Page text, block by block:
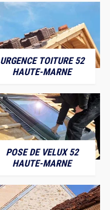
URGENCE TOITURE 52
HAUTE-MARNE
POSE DE VELUX 52
HAUTE-MARNE